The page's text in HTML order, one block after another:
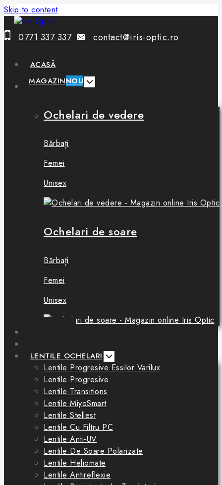
Skip to content
0771 337 337 contact@iris-optic.ro
ACASĂ
MAGAZINNOU
Ochelari de vedere
Bărbați
Femei
Unisex
Ochelari de soare
Bărbați
Femei
Unisex
LENTILE OCHELARI
Lentile Progresive Essilor Varilux
Lentile Progresive
Lentile Transitions
Lentile MiyoSmart
Lentile Stellest
Lentile Cu Filtru PC
Lentile Anti-UV
Lentile De Soare Polarizate
Lentile Heliomate
Lentile Antireflexie